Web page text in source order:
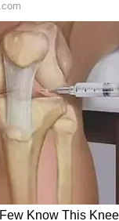
ಸರ್ಕಾರದ
ಮನಸಿನಿಂದ
ನೀರು ಬಂದಿದೆ.
ಏಕೆಂದರೆ
ಯಾದಗಿರಿ